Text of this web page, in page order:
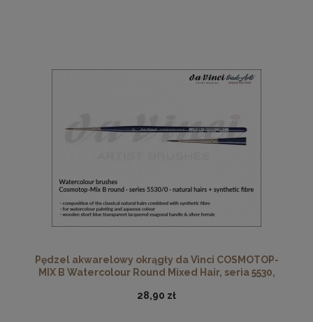
Pędzel akwarelowy okrągły da Vinci COSMOTOP-
MIX B Watercolour Round Mixed Hair, seria 5530,
28,90 zł